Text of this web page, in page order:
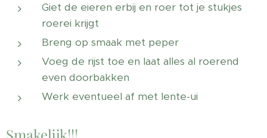
Giet de eieren erbij en roer tot je stukjes
roerei krijgt
Breng op smaak met peper
Voeg de rijst toe en laat alles al roerend
even doorbakken
Werk eventueel af met lente-ui